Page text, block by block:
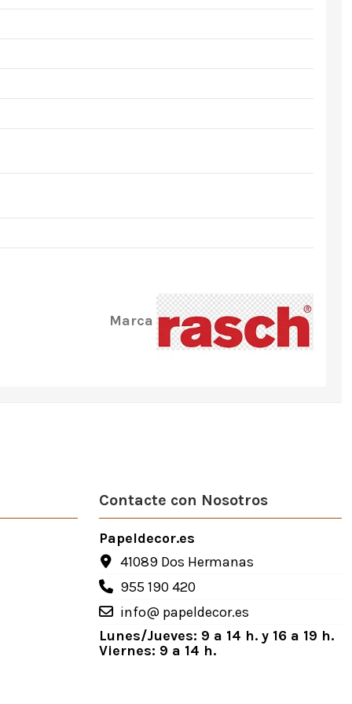
Marca
Contacte con Nosotros
Papeldecor.es
41089 Dos Hermanas
955 190 420
info@ papeldecor.es
Lunes/Jueves: 9 a 14 h. y 16 a 19 h.
Viernes: 9 a 14 h.